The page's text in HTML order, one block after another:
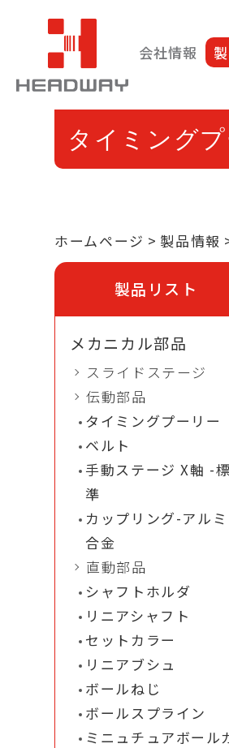
会社情報
タイミング
ホームページ 製品情報
製品リスト
メカニカル部品
スライドステージ
伝動部品
タイミングプーリー
ベルト
手動ステージ X軸 -標
準
カップリング-アルミ
合金
直動部品
シャフトホルダ
リニアシャフト
セットカラー
リニアブシュ
ボールねじ
ボールスプライン
ミニュチュアボール